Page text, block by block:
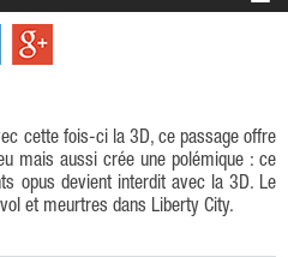
cette fois-ci la 3D, ce passage offre
mais aussi crée une polémique : ce
opus devient interdit avec la 3D. Le
et meurtres dans Liberty City.